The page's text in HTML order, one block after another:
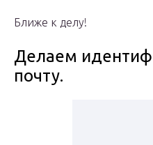
Ближе к делу!
Делаем
почту.